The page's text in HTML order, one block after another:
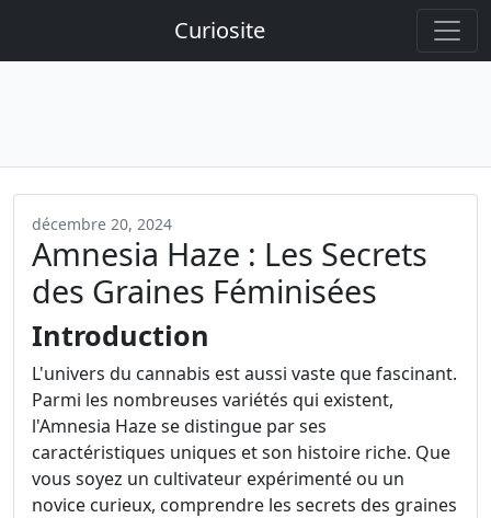
Curiosite
décembre 20, 2024
Amnesia Haze : Les Secrets
des Graines Féminisées
Introduction
L'univers du cannabis est aussi vaste que fascinant.
Parmi les nombreuses variétés qui existent,
l'Amnesia Haze se distingue par ses
caractéristiques uniques et son histoire riche. Que
vous soyez un cultivateur expérimenté ou un
novice curieux, comprendre les secrets des graines